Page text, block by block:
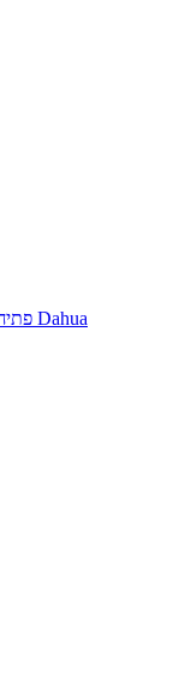
פתיחת קריאת שירות מצלמות אבטחה Dahua